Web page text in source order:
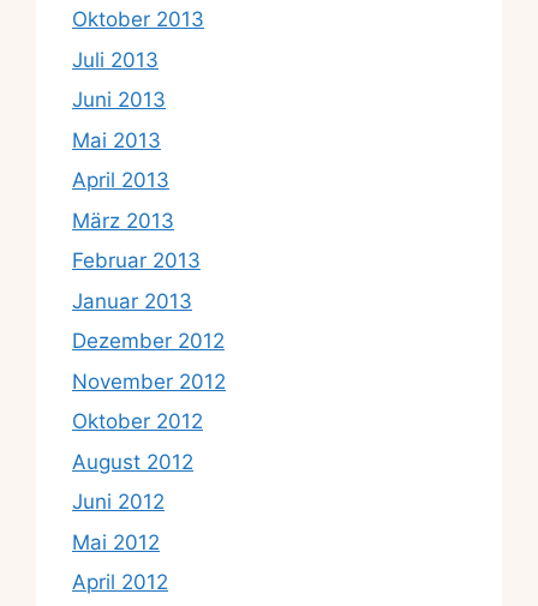
Oktober 2013
Juli 2013
Juni 2013
Mai 2013
April 2013
März 2013
Februar 2013
Januar 2013
Dezember 2012
November 2012
Oktober 2012
August 2012
Juni 2012
Mai 2012
April 2012